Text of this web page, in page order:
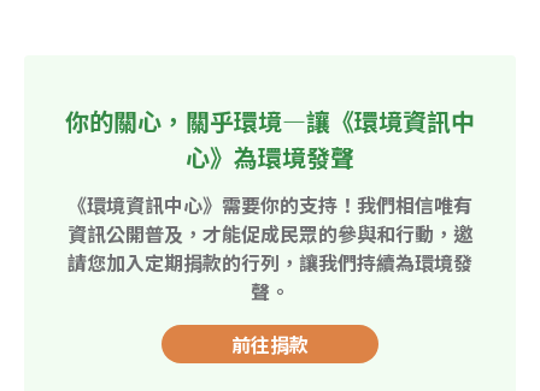
你的關心，關乎環境—讓《環境資訊中
心》為環境發聲
《環境資訊中心》需要你的支持！我們相信唯有
資訊公開普及，才能促成民眾的參與和行動，邀
請您加入定期捐款的行列，讓我們持續為環境發
聲。
前往捐款